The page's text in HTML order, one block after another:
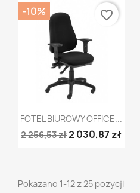
Szybki podgląd
FOTEL BIUROWY OFFICE...
2 256,53 zł2 030,87 zł
-10% favorite_border
Pokazano 1-12 z 25 pozycji